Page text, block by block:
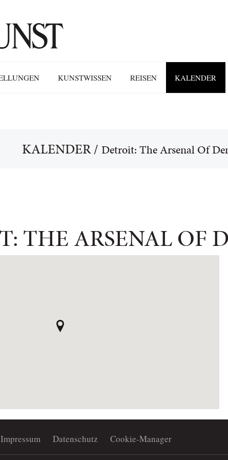
KUNSTWISSEN REISEN KALENDER
KALENDER/ Detroit: The Arsenal Of
THE ARSENAL OF
Impressum Datenschutz Cookie-Manager